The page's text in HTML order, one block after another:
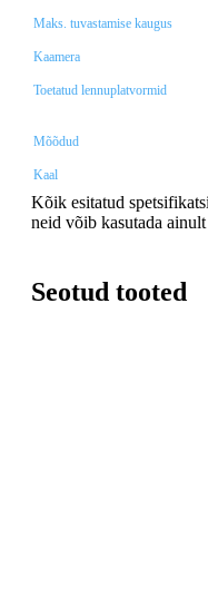
Maks. tuvastamise kaugus
Kaamera
Toetatud lennuplatvormid
Mõõdud
Kaal
Kõik esitatud
neid võib kasutada
Seotud tooted